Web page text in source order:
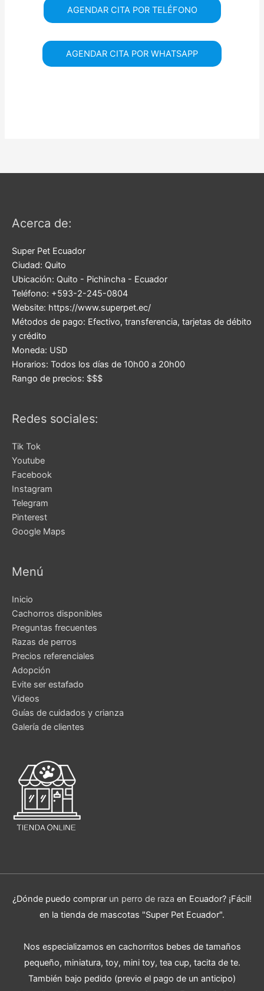
AGENDAR CITA POR TELÉFONO
AGENDAR CITA POR WHATSAPP
Acerca de:
Super Pet Ecuador
Ciudad: Quito
Ubicación: Quito - Pichincha - Ecuador
Teléfono: +593-2-245-0804
Website: https://www.superpet.ec/
Métodos de pago: Efectivo, transferencia, tarjetas de débito
y crédito
Moneda: USD
Horarios: Todos los días de 10h00 a 20h00
Rango de precios: $$$
Redes sociales:
Tik Tok
Youtube
Facebook
Instagram
Telegram
Pinterest
Google Maps
Menú
Inicio
Cachorros disponibles
Preguntas frecuentes
Razas de perros
Precios referenciales
Adopción
Evite ser estafado
Videos
Guías de cuidados y crianza
Galería de clientes
¿Dónde puedo comprar un perro de raza en Ecuador? ¡Fácil!
en la tienda de mascotas "Super Pet Ecuador".
Nos especializamos en cachorritos bebes de tamaños
pequeño, miniatura, toy, mini toy, tea cup, tacita de te.
También bajo pedido (previo el pago de un anticipo)